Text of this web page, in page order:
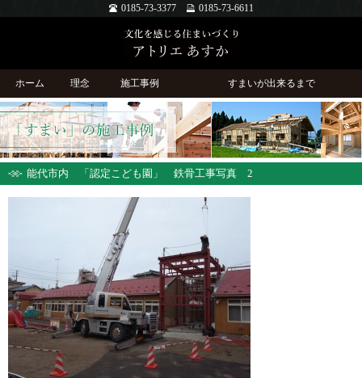
0185-73-3377 0185-73-6611
ホーム 理念 施工事例 すまいが出来るまで
能代市内 「認定こども園」 鉄骨工事写真 2